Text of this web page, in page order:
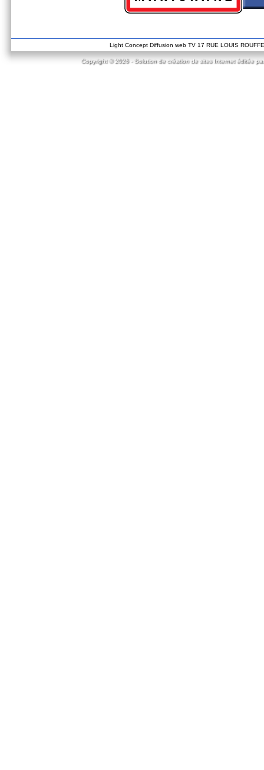
Light Concept Diffusion web TV 17 RUE LOUIS
Copyright © 2026 - Solution de création de sites Internet éditée